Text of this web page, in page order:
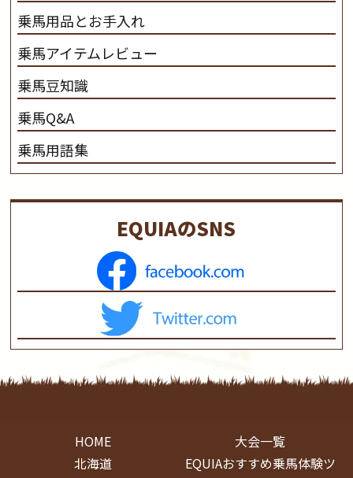
乗馬用品とお手入れ
乗馬アイテムレビュー
乗馬豆知識
乗馬Q&A
乗馬用語集
EQUIAのSNS
HOME
北海道
大会一覧
EQUIAおすすめ乗馬体験ツ